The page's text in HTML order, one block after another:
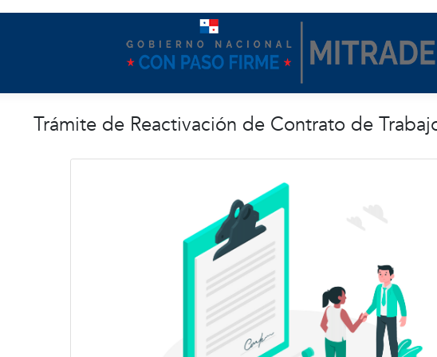
Trámite de Reactivación de Contrato de